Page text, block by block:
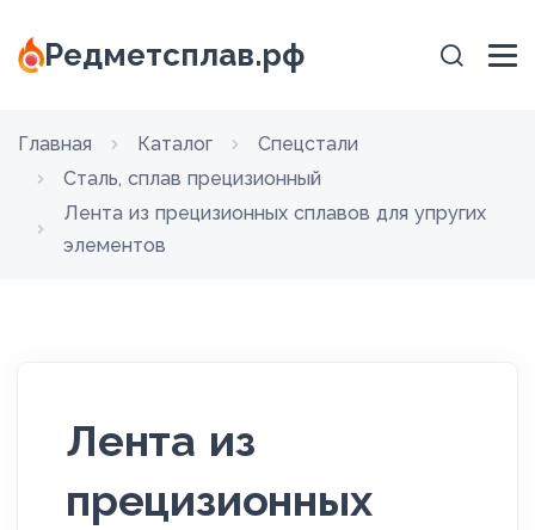
Редметсплав.рф
Главная Каталог
Спецстали
Сталь, сплав прецизионный
Лента из прецизионных сплавов для упругих
элементов
Лента из
прецизионных